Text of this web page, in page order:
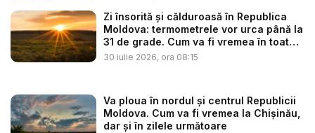
Zi însorită și călduroasă în Republica
Moldova: termometrele vor urca până la
31 de grade. Cum va fi vremea în toate
...
30 iulie 2026, ora 08:15
Va ploua în nordul și centrul Republicii
Moldova. Cum va fi vremea la Chișinău,
dar și în zilele următoare